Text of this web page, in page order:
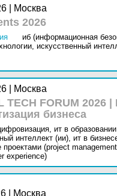
| Москва
2026
иб (информационная
искусственный
| Москва
TECH FORUM
бизнеса
ит в
интеллект (ии), ит в
проектами (project
experience)
| Москва